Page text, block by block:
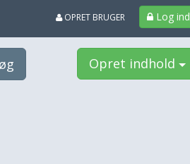
Log ind
OPRET BRUGER
Opret indhold